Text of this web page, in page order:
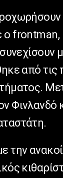
frontman,
από τις
Φινλανδό
την